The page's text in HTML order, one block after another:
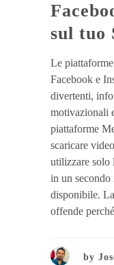
sul tuo
Le
Facebook e
divertenti,
motivazionali
piattaforme
scaricare
utilizzare solo
in un secondo
disponibile.
offende
by